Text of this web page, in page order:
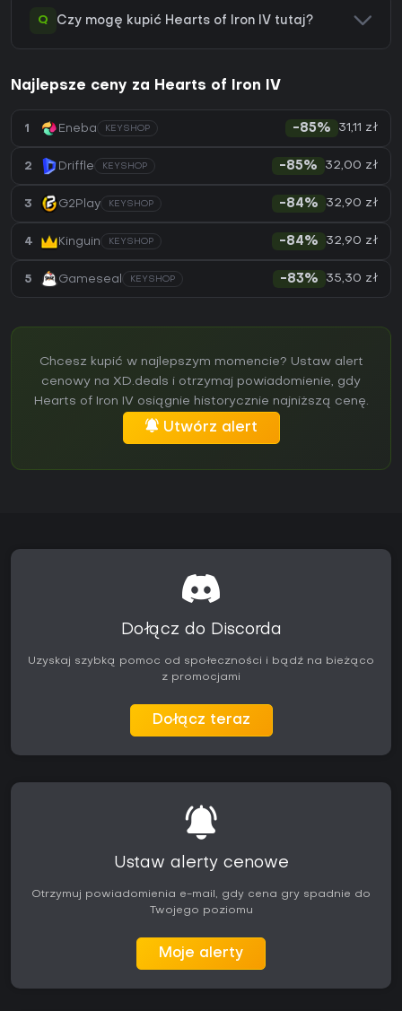
Q Czy mogę kupić Hearts of Iron IV tutaj?
Najlepsze ceny za Hearts of Iron IV
1 Eneba KEYSHOP -85% 31,11 zł
2 Driffle KEYSHOP -85% 32,00 zł
3 G2Play KEYSHOP -84% 32,90 zł
4 Kinguin KEYSHOP -84% 32,90 zł
5 Gameseal KEYSHOP -83% 35,30 zł
Chcesz kupić w najlepszym momencie? Ustaw alert
cenowy na XD.deals i otrzymaj powiadomienie, gdy
Hearts of Iron IV osiągnie historycznie najniższą cenę.
Utwórz alert
Dołącz do Discorda
Uzyskaj szybką pomoc od społeczności i bądź na bieżąco
z promocjami
Dołącz teraz
Ustaw alerty cenowe
Otrzymuj powiadomienia e-mail, gdy cena gry spadnie do
Twojego poziomu
Moje alerty